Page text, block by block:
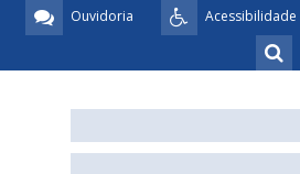
Acessibilidade
Ouvidoria